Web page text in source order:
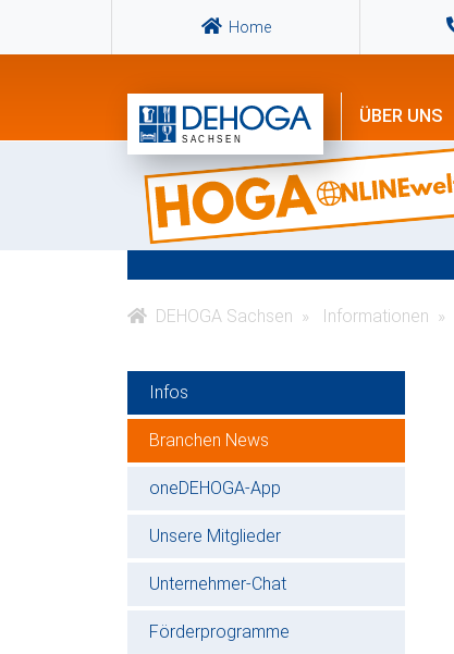
Home
ÜBER UNS
DEHOGA Sachsen Informationen
Infos
Branchen News
oneDEHOGA-App
Unsere Mitglieder
Unternehmer-Chat
Förderprogramme